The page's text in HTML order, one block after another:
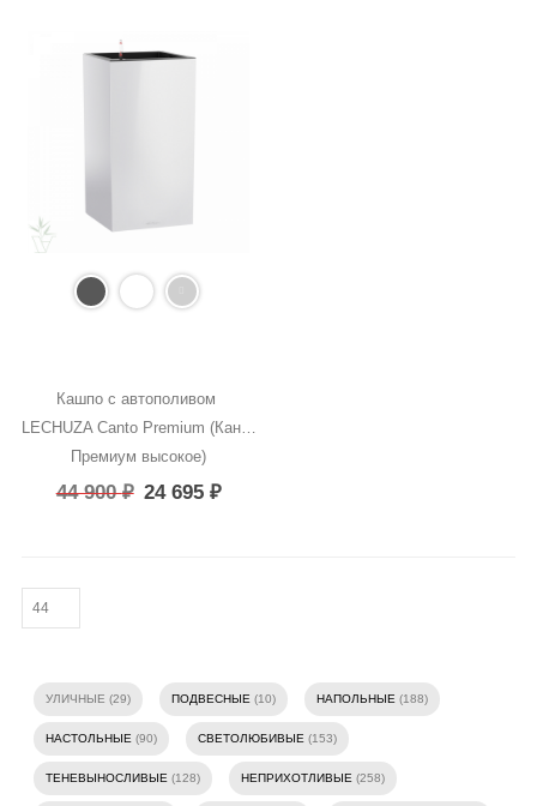
Кашпо с автополивом
LECHUZA Canto Premium (Канто
Премиум высокое)
44 900₽ 24 695₽
УЛИЧНЫЕ (29) ПОДВЕСНЫЕ(10) НАПОЛЬНЫЕ(188)
НАСТОЛЬНЫЕ(90) СВЕТОЛЮБИВЫЕ(153)
ТЕНЕВЫНОСЛИВЫЕ(128) НЕПРИХОТЛИВЫЕ(258)